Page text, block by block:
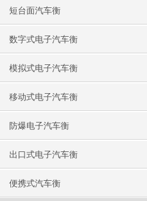
短台面汽车衡
数字式电子汽车衡
模拟式电子汽车衡
移动式电子汽车衡
防爆电子汽车衡
出口式电子汽车衡
便携式汽车衡